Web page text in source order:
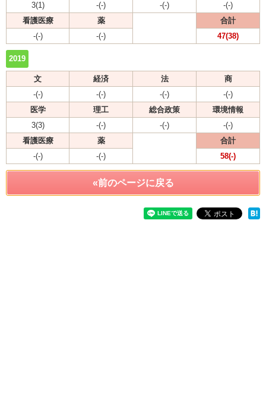
3(1)
-(-) -(-)
-(-)
看護医療
薬
合計
-(-)
-(-) 47(38)
2019
文 経済 法
商
-(-)
-(-) -(-)
-(-)
医学
理工 総合政策
環境情報
3(3)
-(-) -(-)
-(-)
看護医療
薬
合計
-(-)
-(-) 58(-)
«前のページに戻る